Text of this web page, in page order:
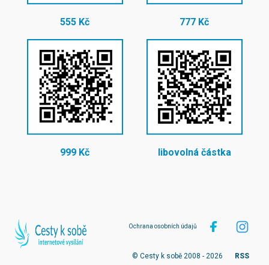
555 Kč 777 Kč
999 Kč libovolná částka
Ochrana osobních údajů
© Cesty k sobě 2008 - 2026 RSS